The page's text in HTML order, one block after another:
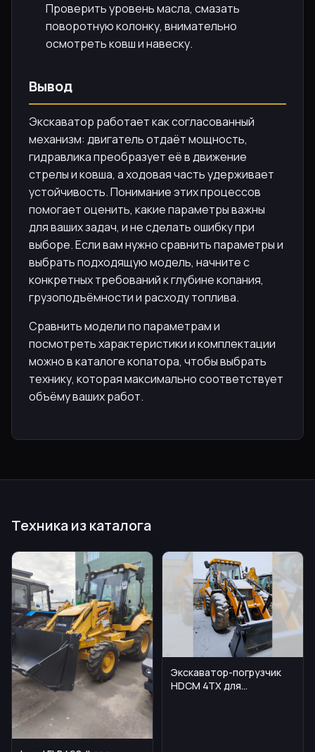
Проверить уровень масла, смазать
поворотную колонку, внимательно
осмотреть ковш и навеску.
Вывод
Экскаватор работает как согласованный
механизм: двигатель отдаёт мощность,
гидравлика преобразует её в движение
стрелы и ковша, а ходовая часть удерживает
устойчивость. Понимание этих процессов
помогает оценить, какие параметры важны
для ваших задач, и не сделать ошибку при
выборе. Если вам нужно сравнить параметры и
выбрать подходящую модель, начните с
конкретных требований к глубине копания,
грузоподъёмности и расходу топлива.
Сравнить модели по параметрам и
посмотреть характеристики и комплектации
можно в каталоге копатора, чтобы выбрать
технику, которая максимально соответствует
объёму ваших работ.
Техника из каталога
Экскаватор-погрузчик
HDCM 4TX для